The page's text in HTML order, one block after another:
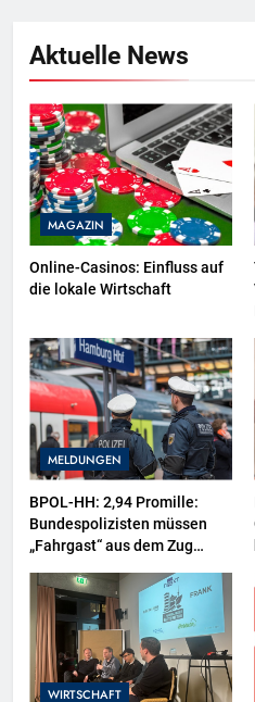
Aktuelle News
MAGAZIN
Online-Casinos: Einfluss auf
die lokale Wirtschaft
MELDUNGEN
BPOL-HH: 2,94 Promille:
Bundespolizisten müssen
„Fahrgast“ aus dem Zug
WIRTSCHAFT